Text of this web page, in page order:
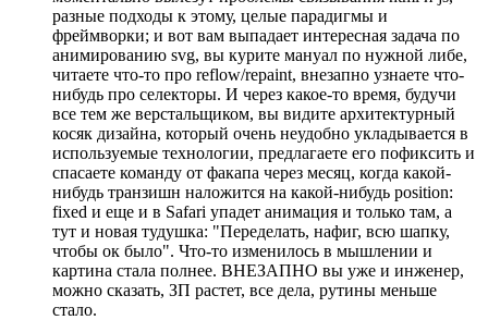
разные подходы к этому, целые парадигмы и
фреймворки; и вот вам выпадает интересная задача по
анимированию svg, вы курите мануал по нужной либе,
читаете что-то про reflow/repaint, внезапно узнаете что-
нибудь про селекторы. И через какое-то время, будучи
все тем же верстальщиком, вы видите архитектурный
косяк дизайна, который очень неудобно укладывается в
используемые технологии, предлагаете его пофиксить и
спасаете команду от факапа через месяц, когда какой-
нибудь транзишн наложится на какой-нибудь position:
fixed и еще и в Safari упадет анимация и только там, а
тут и новая тудушка: "Переделать, нафиг, всю шапку,
чтобы ок было". Что-то изменилось в мышлении и
картина стала полнее. ВНЕЗАПНО вы уже и инженер,
можно сказать, ЗП растет, все дела, рутины меньше
стало.